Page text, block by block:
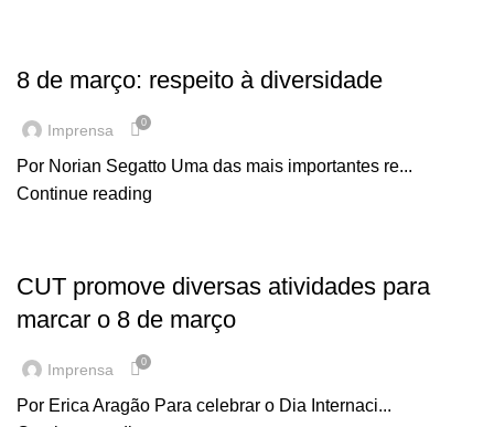
8 de março: respeito à diversidade
Imprensa 0
Por Norian Segatto Uma das mais importantes re...
Continue reading
CUT promove diversas atividades para
marcar o 8 de março
Imprensa 0
Por Erica Aragão Para celebrar o Dia Internaci...